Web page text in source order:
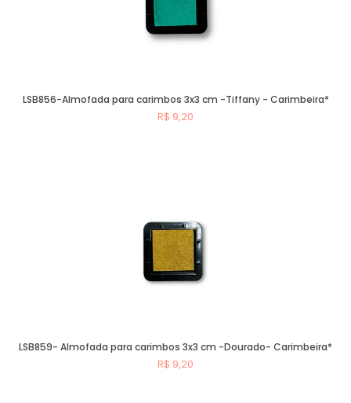
LSB856-Almofada para carimbos 3x3 cm -Tiffany - Carimbeira*
R$ 9,20
LSB859- Almofada para carimbos 3x3 cm -Dourado- Carimbeira*
R$ 9,20